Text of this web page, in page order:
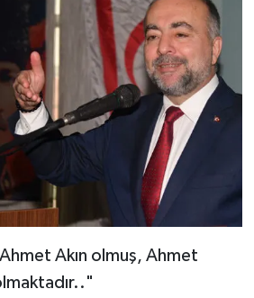
Akın olmuş, Ahmet